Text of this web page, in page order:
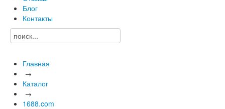
Блог
Контакты
Главная
→
Каталог
→
1688.com